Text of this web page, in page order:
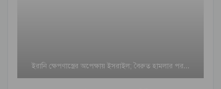
ইরানি ক্ষেপণাস্ত্রের অপেক্ষায় ইসরাইল; বৈরুত হামলার পর…